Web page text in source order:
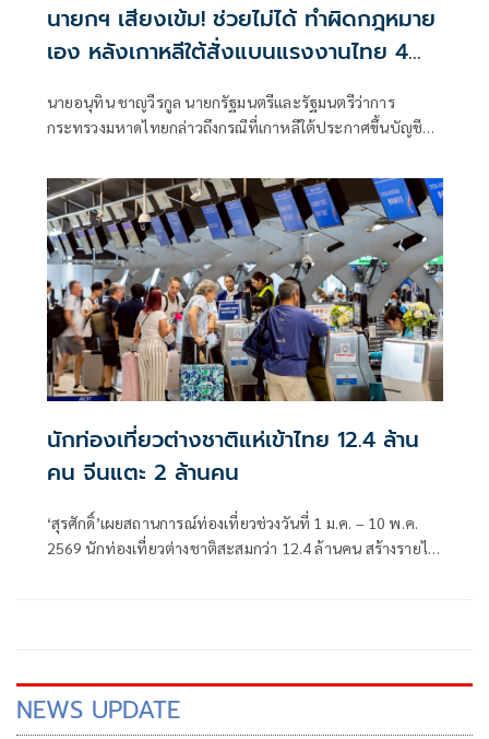
นายกฯ เสียงเข้ม! ช่วยไม่ได้ ทำผิดกฎหมาย
เอง หลังเกาหลีใต้สั่งแบนแรงงานไทย 4
นายอนุทิน ชาญวีรกูล นายกรัฐมนตรีและรัฐมนตรีว่าการ
กระทรวงมหาดไทยกล่าวถึงกรณีที่เกาหลีใต้ประกาศขึ้นบัญชีดำ
ชัยภูมิ และมหาสารคาม โดยห้ามนำเข้าแรงงานภาคเกษตรและ
ประมงตามฤดูกาล
นักท่องเที่ยวต่างชาติแห่เข้าไทย 12.4 ล้าน
คน จีนแตะ 2 ล้านคน
‘สุรศักดิ์’เผยสถานการณ์ท่องเที่ยวช่วงวันที่ 1 ม.ค. – 10 พ.ค.
2569 นักท่องเที่ยวต่างชาติสะสมกว่า 12.4 ล้านคน สร้างรายได้
NEWS UPDATE